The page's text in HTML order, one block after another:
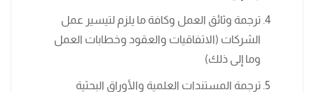
ترجمة وثائق العمل وكافة ما يلزم لتيسير عمل
الشركات (الاتفاقيات والعقود وخطابات العمل
وما إلى ذلك)
ترجمة المستندات العلمية والأوراق البحثية